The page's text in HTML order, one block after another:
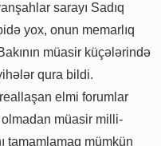
sarayı Sadıq
yox, onun memarlıq
müasir küçələrində
qura bildi.
elmi forumlar
müasir milli-
tamamlamaq mümkün